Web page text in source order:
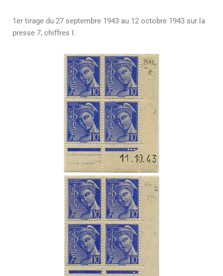
1er tirage du 27 septembre 1943 au 12 octobre 1943 sur la
presse 7, chiffres I.